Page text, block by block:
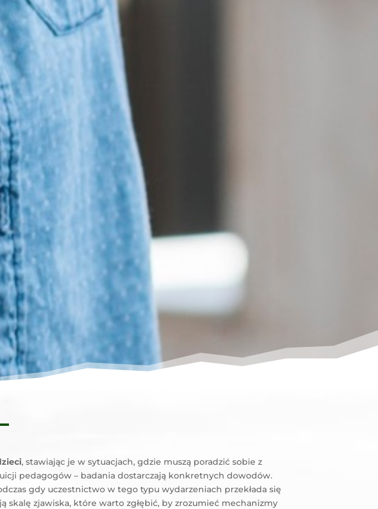
, stawiając je w sytuacjach, gdzie muszą poradzić sobie z
pedagogów – badania dostarczają konkretnych dowodów.
gdy uczestnictwo w tego typu wydarzeniach przekłada się
skalę zjawiska, które warto zgłębić, by zrozumieć mechanizmy